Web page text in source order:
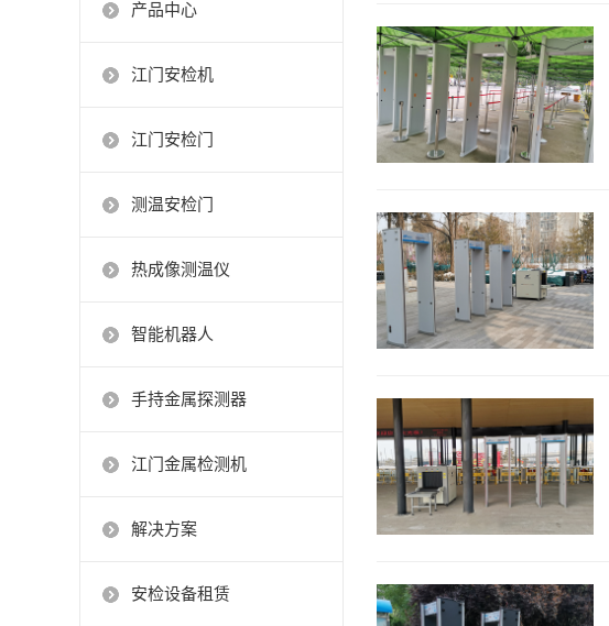
产品中心
江门安检机
江门安检门
测温安检门
热成像测温仪
智能机器人
手持金属探测器
江门金属检测机
解决方案
安检设备租赁